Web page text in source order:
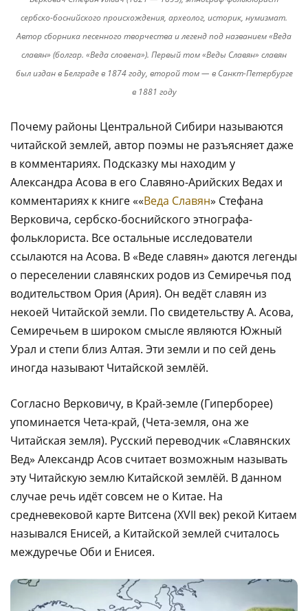
сербско-боснийского происхождения, археолог, историк, нумизмат.
Автор сборника песенного творчества и легенд под названием «Веда
славян» (болгар. «Веда словена»). Первый том «Веды Славян» славян
был издан в Белграде в 1874 году, второй том — в Санкт-Петербурге
в 1881 году
Почему районы Центральной Сибири называются
читайской землей, автор поэмы не разъясняет даже
в комментариях. Подсказку мы находим у
Александра Асова в его Славяно-Арийских Ведах и
комментариях к книге ««Веда Славян» Стефана
Верковича, сербско-боснийского этнографа-
фольклориста. Все остальные исследователи
ссылаются на Асова. В «Веде славян» даются легенды
о переселении славянских родов из Семиречья под
водительством Ория (Ария). Он ведёт славян из
некоей Читайской земли. По свидетельству А. Асова,
Семиречьем в широком смысле являются Южный
Урал и степи близ Алтая. Эти земли и по сей день
иногда называют Читайской землёй.
Согласно Верковичу, в Край-земле (Гиперборее)
упоминается Чета-край, (Чета-земля, она же
Читайская земля). Русский переводчик «Славянских
Вед» Александр Асов считает возможным называть
эту Читайскую землю Китайской землёй. В данном
случае речь идёт совсем не о Китае. На
средневековой карте Витсена (XVII век) рекой Китаем
назывался Енисей, а Китайской землей считалось
междуречье Оби и Енисея.